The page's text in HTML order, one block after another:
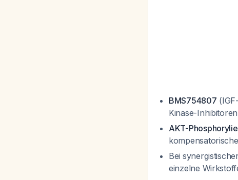
BMS754807
Kinase-
AKT-
Bei
einzelne